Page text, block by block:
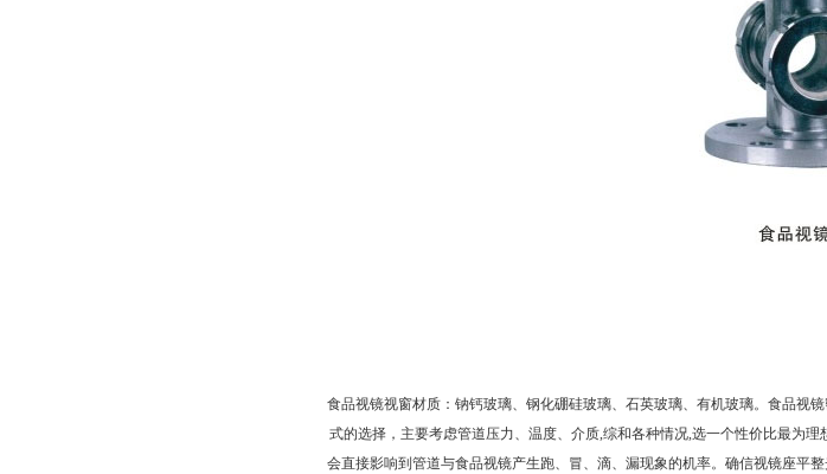
食品视镜视窗材质：钠钙玻璃、钢化硼硅玻璃、石英玻璃、有机玻璃。食品视
式的选择，主要考虑管道压力、温度、介质,综和各种情况,选一个性价比最为
会直接影响到管道与食品视镜产生跑、冒、滴、漏现象的机率。确信视镜座平